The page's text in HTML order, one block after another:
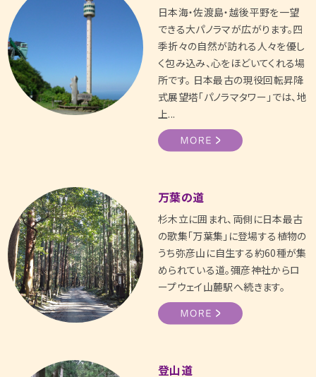
日本海・佐渡島・越後平野を一望
できる大パノラマが広がります。四
季折々の自然が訪れる人々を優し
く包み込み、心をほどいてくれる場
所です。 日本最古の現役回転昇降
式展望塔「パノラマタワー」では、地
上...
万葉の道
杉木立に囲まれ、両側に日本最古
の歌集「万葉集」に登場する植物の
うち弥彦山に自生する約60種が集
められている道。彌彦神社からロ
ープウェイ山麓駅へ続きます。
登山道